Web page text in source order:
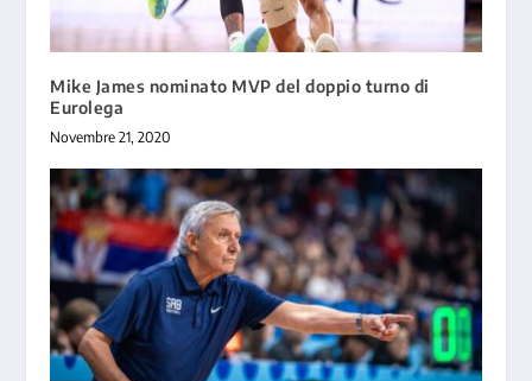
Mike James nominato MVP del doppio turno di
Eurolega
Novembre 21, 2020